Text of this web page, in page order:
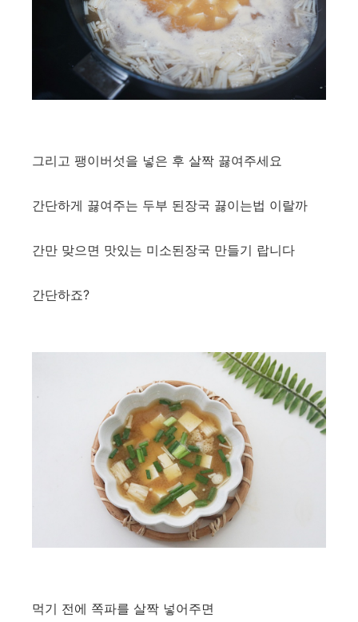
그리고 팽이버섯을 넣은 후 살짝 끓여주세요
간단하게 끓여주는 두부 된장국 끓이는법 이랄까
간만 맞으면 맛있는 미소된장국 만들기 랍니다
간단하죠?
먹기 전에 쪽파를 살짝 넣어주면